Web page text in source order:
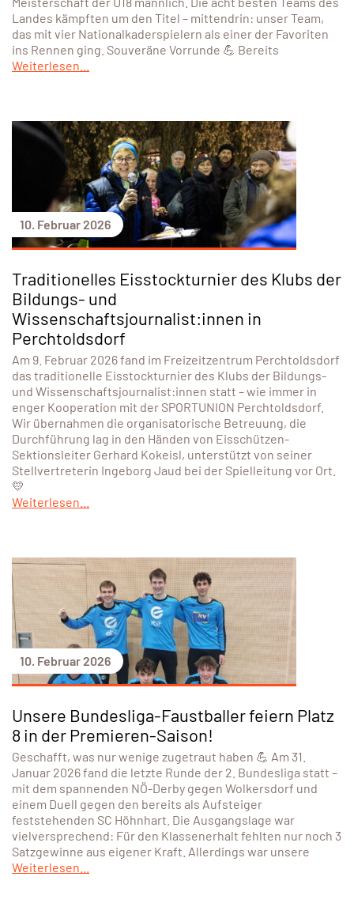
Landes kämpften um den Titel – mittendrin: unser Team,
das mit vier Nationalkaderspielern als einer der Favoriten
ins Rennen ging. Souveräne Vorrunde 💪 Bereits
Weiterlesen...
10. Februar 2026
Traditionelles Eisstockturnier des Klubs der
Bildungs- und
Wissenschaftsjournalist:innen in
Perchtoldsdorf
Am 9. Februar 2026 fand im Freizeitzentrum Perchtoldsdorf
das traditionelle Eisstockturnier des Klubs der Bildungs-
und Wissenschaftsjournalist:innen statt – wie immer in
enger Kooperation mit der SPORTUNION Perchtoldsdorf.
Wir übernahmen die organisatorische Betreuung, die
Durchführung lag in den Händen von Eisschützen-
Sektionsleiter Gerhard Kokeisl, unterstützt von seiner
Stellvertreterin Ingeborg Jaud bei der Spielleitung vor Ort.
💛
Weiterlesen...
10. Februar 2026
Unsere Bundesliga-Faustballer feiern Platz
8 in der Premieren-Saison!
Geschafft, was nur wenige zugetraut haben 💪 Am 31.
Januar 2026 fand die letzte Runde der 2. Bundesliga statt –
mit dem spannenden NÖ-Derby gegen Wolkersdorf und
einem Duell gegen den bereits als Aufsteiger
feststehenden SC Höhnhart. Die Ausgangslage war
vielversprechend: Für den Klassenerhalt fehlten nur noch 3
Satzgewinne aus eigener Kraft. Allerdings war unsere
Weiterlesen...